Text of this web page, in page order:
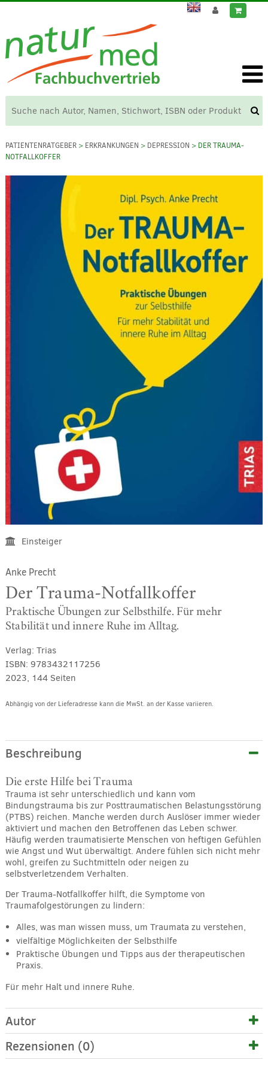
PATIENTENRATGEBER> ERKRANKUNGEN > DEPRESSION > DER TRAUMA-
NOTFALLKOFFER
Einsteiger
Anke Precht
Der Trauma-Notfallkoffer
Praktische Übungen zur Selbsthilfe. Für mehr
Stabilität und innere Ruhe im Alltag.
Verlag: Trias
ISBN: 9783432117256
2023, 144 Seiten
Abhängig von der Lieferadresse kann die MwSt. an der Kasse variieren.
Beschreibung
Die erste Hilfe bei Trauma
Trauma ist sehr unterschiedlich und kann vom
Bindungstrauma bis zur Posttraumatischen Belastungsstörung
(PTBS) reichen. Manche werden durch Auslöser immer wieder
aktiviert und machen den Betroffenen das Leben schwer.
Häufig werden traumatisierte Menschen von heftigen Gefühlen
wie Angst und Wut überwältigt. Andere fühlen sich nicht mehr
wohl, greifen zu Suchtmitteln oder neigen zu
selbstverletzendem Verhalten.
Der Trauma-Notfallkoffer hilft, die Symptome von
Traumafolgestörungen zu lindern:
Alles, was man wissen muss, um Traumata zu verstehen,
vielfältige Möglichkeiten der Selbsthilfe
Praktische Übungen und Tipps aus der therapeutischen
Praxis.
Für mehr Halt und innere Ruhe.
Autor
Rezensionen (0)